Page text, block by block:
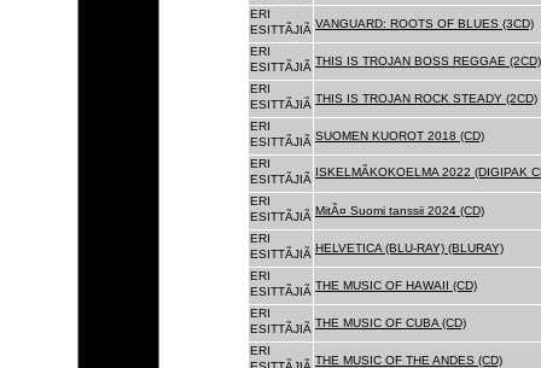
ERI
ESITTÃJIÃ VANGUARD: ROOTS OF BLUES (3CD)
ERI
ESITTÃJIÃ THIS IS TROJAN BOSS REGGAE (2CD)
ERI
ESITTÃJIÃ THIS IS TROJAN ROCK STEADY (2CD)
ERI
ESITTÃJIÃ SUOMEN KUOROT 2018 (CD)
ERI
ESITTÃJIÃ
ISKELMÃKOKOELMA 2022 (DIGIPAK
ERI
ESITTÃJIÃ MitÃ¤ Suomi tanssii 2024 (CD)
ERI
ESITTÃJIÃ HELVETICA (BLU-RAY) (BLURAY)
ERI
ESITTÃJIÃ THE MUSIC OF HAWAII (CD)
ERI
ESITTÃJIÃ THE MUSIC OF CUBA (CD)
ERI
THE MUSIC OF THE ANDES (CD)